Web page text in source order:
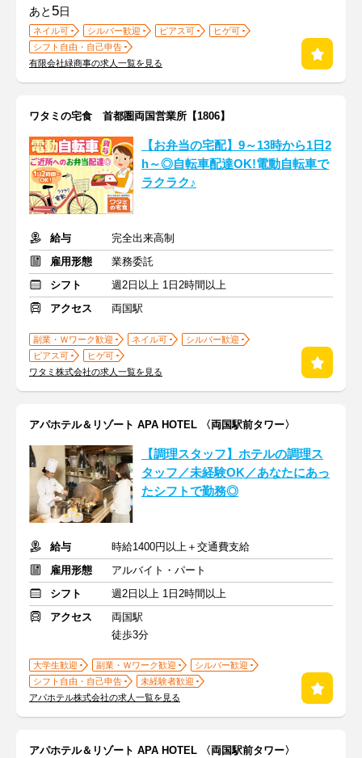
あと 5日
ネイル可 シルバー歓迎 ピアス可
ヒゲ可
シフト自由・自己申告
有限会社緑商事の求人一覧を見る
ワタミの宅食 首都圏両国営業所【1806】
【お弁当の宅配】9～13時から1日2
h～◎自転車配達OK!電動自転車で
ラクラク♪
給与
完全出来高制
雇用形態
業務委託
シフト
週2日以上 1日2時間以上
アクセス
両国駅
副業・Ｗワーク歓迎 ネイル可
シルバー歓迎
ピアス可
ヒゲ可
ワタミ株式会社の求人一覧を見る
アパホテル＆リゾート APA HOTEL 〈両国駅前タワー〉
【調理スタッフ】ホテルの調理ス
タッフ／未経験OK／あなたにあっ
たシフトで勤務◎
給与
時給1400円以上＋交通費支給
雇用形態
アルバイト・パート
シフト
週2日以上 1日2時間以上
アクセス
両国駅
徒歩3分
大学生歓迎 副業・Ｗワーク歓迎
シルバー歓迎
シフト自由・自己申告
未経験者歓迎
アパホテル株式会社の求人一覧を見る
アパホテル＆リゾート APA HOTEL 〈両国駅前タワー〉